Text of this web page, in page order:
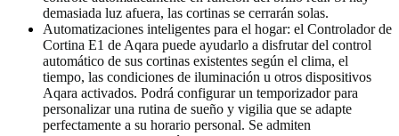
demasiada luz afuera, las cortinas se cerrarán solas.
Automatizaciones inteligentes para el hogar: el Controlador de
Cortina E1 de Aqara puede ayudarlo a disfrutar del control
automático de sus cortinas existentes según el clima, el
tiempo, las condiciones de iluminación u otros dispositivos
Aqara activados. Podrá configurar un temporizador para
personalizar una rutina de sueño y vigilia que se adapte
perfectamente a su horario personal. Se admiten